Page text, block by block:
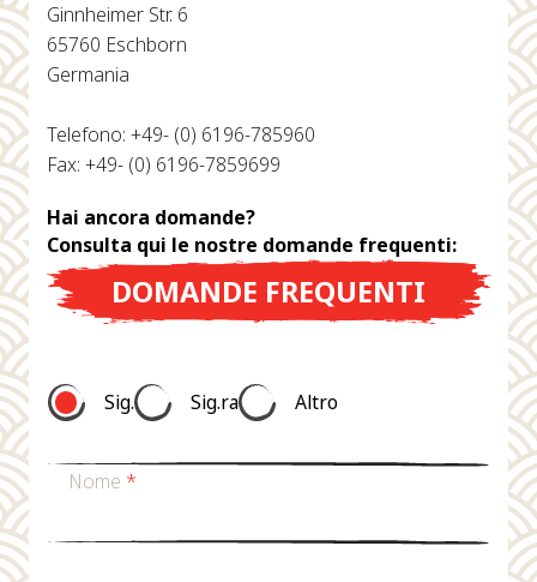
Ginnheimer Str. 6
65760 Eschborn
Germania
Telefono: +49- (0) 6196-785960
Fax: +49- (0) 6196-7859699
Hai ancora domande?
Consulta qui le nostre domande frequenti:
DOMANDE FREQUENTI
Sig. Sig.ra Altro
Nome *